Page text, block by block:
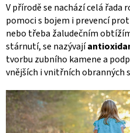
V přírodě se nachází celá
pomoci s bojem i prevencí
nebo třeba žaludečním
stárnutí, se nazývají
tvorbu zubního kamene a
vnějších i vnitřních obranných